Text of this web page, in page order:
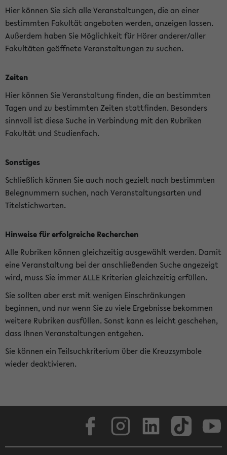
Hier können Sie sich alle Veranstaltungen, die an einer
bestimmten Fakultät angeboten werden, anzeigen lassen.
Außerdem haben Sie Möglichkeit für Hörer anderer/aller
Fakultäten geöffnete Veranstaltungen zu suchen.
Zeiten
Hier können Sie Veranstaltung finden, die an bestimmten
Tagen und zu bestimmten Zeiten stattfinden. Besonders
sinnvoll ist diese Suche in Verbindung mit den Rubriken
Fakultät und Studienfach.
Sonstiges
Schließlich können Sie auch noch gezielt nach bestimmten
Belegnummern suchen, nach Veranstaltungsarten und
Titelstichworten.
Hinweise für erfolgreiche Recherchen
Alle Rubriken können gleichzeitig ausgewählt werden. Damit
eine Veranstaltung bei der anschließenden Suche angezeigt
wird, muss Sie immer ALLE Kriterien gleichzeitig erfüllen.
Sie sollten aber erst mit wenigen Einschränkungen
beginnen, und nur wenn Sie zu viele Ergebnisse bekommen
weitere Rubriken ausfüllen. Sonst kann es leicht geschehen,
dass Ihnen Veranstaltungen entgehen.
Sie können ein Teilsuchkriterium über die Kreuzsymbole
wieder deaktivieren.